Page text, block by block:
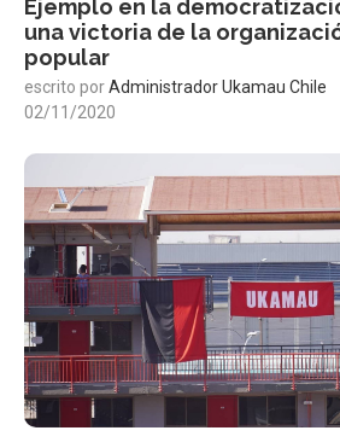
Ejemplo en la
una victoria de la
popular
escrito porAdministrador Ukamau Chile
02/11/2020